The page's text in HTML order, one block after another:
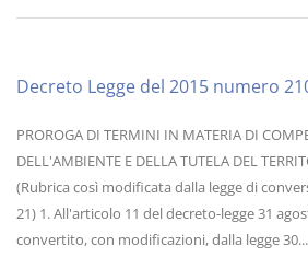
Decreto Legge del 2015 numero
PROROGA DI TERMINI IN MATERIA DI
DELL'AMBIENTE E DELLA TUTELA DEL
(Rubrica così modificata dalla legge di
21) 1. All'articolo 11 del decreto-legge 31
convertito, con modificazioni, dalla legge 30...